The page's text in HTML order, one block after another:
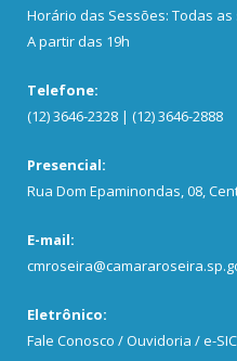
Horário das Sessões: Todas
A partir das 19h
Telefone:
(12) 3646-2328 | (12) 3646-2888
Presencial:
Rua Dom Epaminondas, 08,
E-mail:
Eletrônico:
Fale Conosco / Ouvidoria / e-SIC